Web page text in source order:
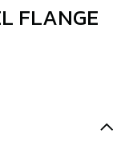
FLANGE